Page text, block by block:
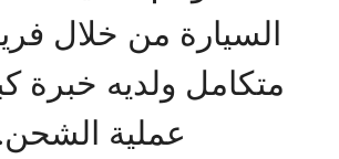
السيارة من خلال
متكامل ولديه خبرة
عملية